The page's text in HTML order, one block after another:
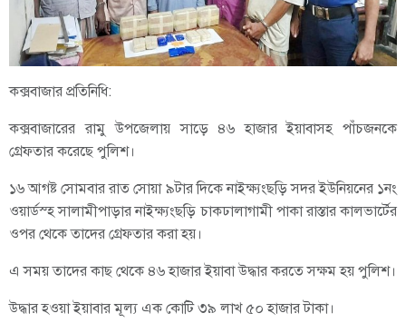
কক্সবাজার প্রতিনিধি:
কক্সবাজারের রামু উপজেলায় সাড়ে ৪৬ হাজার ইয়াবাসহ পাঁচজনকে
গ্রেফতার করেছে পুলিশ।
১৬ আগষ্ট সোমবার রাত সোয়া ৯টার দিকে নাইক্ষ্যংছড়ি সদর ইউনিয়নের ১নং
ওয়ার্ডস্হ সালামীপাড়ার নাইক্ষ্যংছড়ি চাকঢালাগামী পাকা রাস্তার কালভার্টের
ওপর থেকে তাদের গ্রেফতার করা হয়।
এ সময় তাদের কাছ থেকে ৪৬ হাজার ইয়াবা উদ্ধার করতে সক্ষম হয় পুলিশ।
উদ্ধার হওয়া ইয়াবার মূল্য এক কোটি ৩৯ লাখ ৫০ হাজার টাকা।